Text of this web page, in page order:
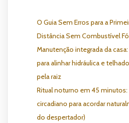
O Guia Sem Erros para a
Distância Sem Combustível
Manutenção integrada da
para alinhar hidráulica e
pela raiz
Ritual noturno em 45
circadiano para acordar
do despertador)